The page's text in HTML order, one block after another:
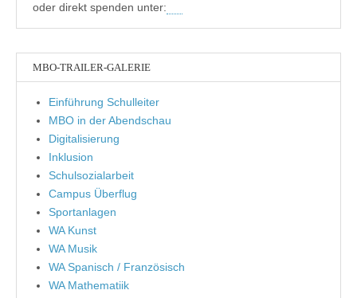
oder direkt spenden unter:
MBO-TRAILER-GALERIE
Einführung Schulleiter
MBO in der Abendschau
Digitalisierung
Inklusion
Schulsozialarbeit
Campus Überflug
Sportanlagen
WA Kunst
WA Musik
WA Spanisch / Französisch
WA Mathematiik